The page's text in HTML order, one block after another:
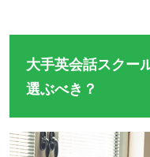
大手英会話スクー
選ぶべき？